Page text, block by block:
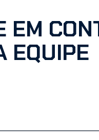
EM
EQUIPE